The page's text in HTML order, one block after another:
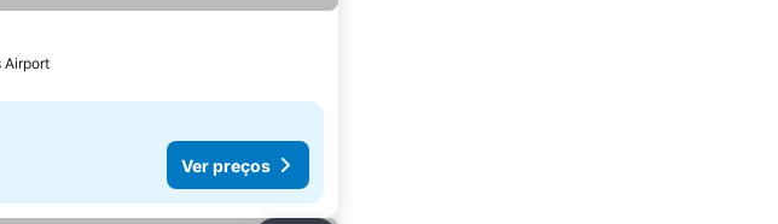
Airport
Ver preços